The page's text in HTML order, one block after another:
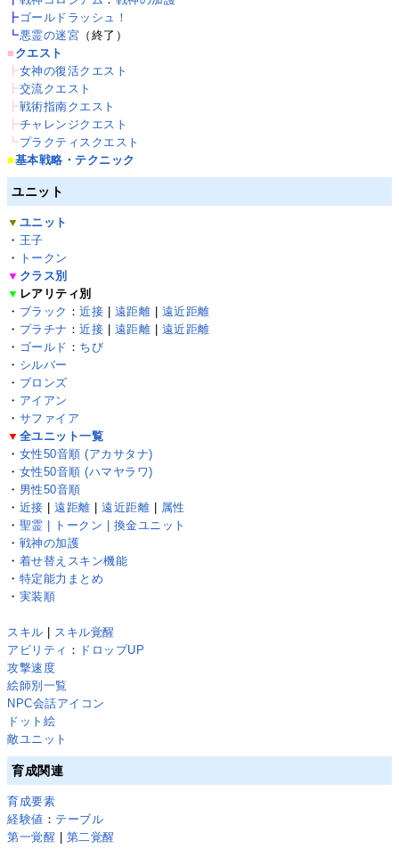
┣ ゴールドラッシュ！
┗悪霊の迷宮 （終了）
■ クエスト
┣女神の復活クエスト
┣交流クエスト
┣戦術指南クエスト
┣チャレンジクエスト
┗プラクティスクエスト
■基本戦略・テクニック
ユニット
▼ ユニット
・ 王子
・
トークン
▼ クラス別
▼ レアリティ別
・ ブラック ：近接 遠距離
遠近距離
・ プラチナ ：近接 遠距離
遠近距離
・ ゴールド ： ちび
・ シルバー
・ ブロンズ
・ アイアン
・ サファイア
▼ 全ユニット一覧
・ 女性50音順 (アカサタナ)
・ 女性50音順 (ハマヤラワ)
・ 男性50音順
・ 近接 |遠距離 |遠近距離
属性
・ 聖霊 | トークン | 換金ユニット
・ 戦神の加護
・ 着せ替えスキン機能
・ 特定能力まとめ
・ 実装順
スキル
スキル覚醒
アビリティ ： ドロップUP
攻撃速度
絵師別一覧
NPC会話アイコン
ドット絵
敵ユニット
育成関連
育成要素
経験値 ： テーブル
第一覚醒
第二覚醒